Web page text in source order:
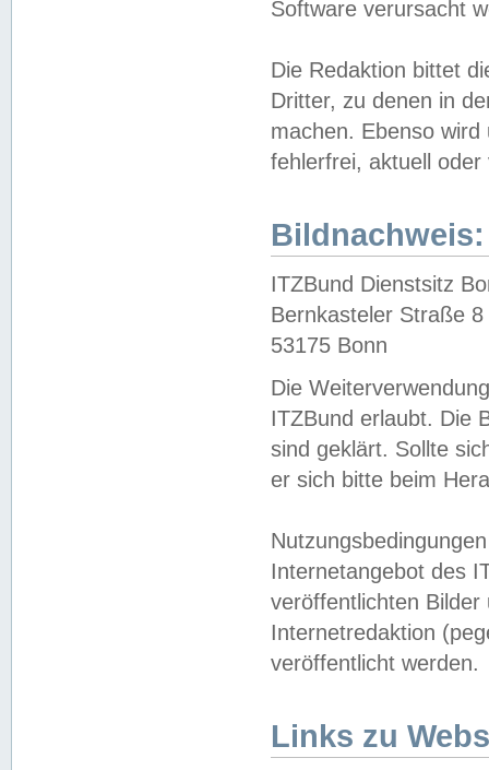
Software verursacht
Die Redaktion bittet
Dritter, zu denen in
machen. Ebenso
fehlerfrei, aktuell oder
Bildnachweis:
ITZBund Dienstsitz
Bernkasteler Straße 8
53175 Bonn
Die
ITZBund erlaubt. Die
sind geklärt. Sollte
er sich bitte beim
Internetangebot des
veröffentlichten
Internetredaktion
veröffentlicht werden.
Links zu